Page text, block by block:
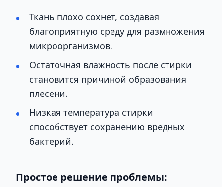
Ткань плохо сохнет, создавая
благоприятную среду для размножения
микроорганизмов.
Остаточная влажность после стирки
становится причиной образования
плесени.
Низкая температура стирки
способствует сохранению вредных
бактерий.
Простое решение проблемы: